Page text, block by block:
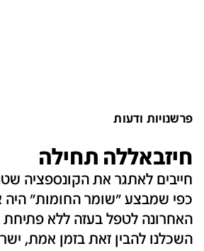
פרשנויות ודעות
חיזבאללה תחילה
חייבים לאתגר את הקונספציה
כפי שמבצע "שומר החומות" היה
האחרונה לטפל בעזה ללא פתיחת
השכלנו להבין זאת בזמן אמת,